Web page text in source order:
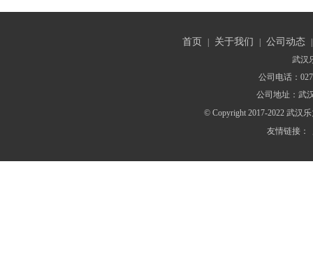
首页 关于我们 公司动态
武汉
公司电话：
公司地址：武
© Copyright 2017-2022 武汉
友情链接：